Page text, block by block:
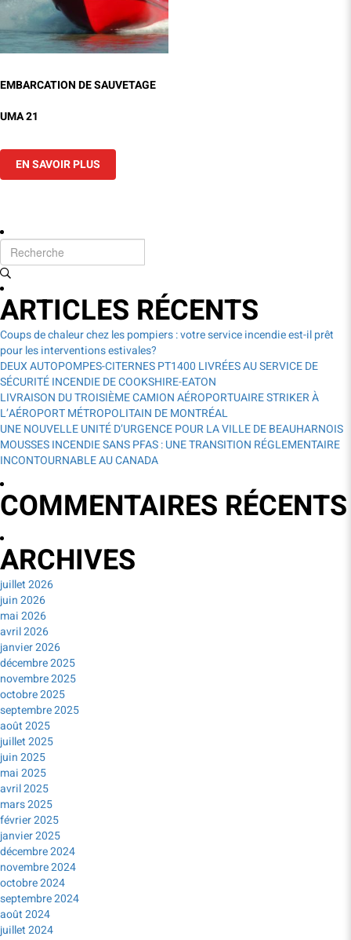
EMBARCATION DE SAUVETAGE
UMA 21
EN SAVOIR PLUS
ARTICLES RÉCENTS
Coups de chaleur chez les pompiers : votre service incendie est-il prêt
pour les interventions estivales?
DEUX AUTOPOMPES-CITERNES PT1400 LIVRÉES AU SERVICE DE
SÉCURITÉ INCENDIE DE COOKSHIRE-EATON
LIVRAISON DU TROISIÈME CAMION AÉROPORTUAIRE STRIKER À
L’AÉROPORT MÉTROPOLITAIN DE MONTRÉAL
UNE NOUVELLE UNITÉ D’URGENCE POUR LA VILLE DE BEAUHARNOIS
MOUSSES INCENDIE SANS PFAS : UNE TRANSITION RÉGLEMENTAIRE
INCONTOURNABLE AU CANADA
COMMENTAIRES RÉCENTS
ARCHIVES
juillet 2026
juin 2026
mai 2026
avril 2026
janvier 2026
décembre 2025
novembre 2025
octobre 2025
septembre 2025
août 2025
juillet 2025
juin 2025
mai 2025
avril 2025
mars 2025
février 2025
janvier 2025
décembre 2024
novembre 2024
octobre 2024
septembre 2024
août 2024
juillet 2024